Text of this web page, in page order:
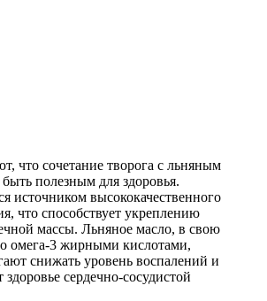
что сочетание творога с льняным
полезным для здоровья.
источником высококачественного
что способствует укреплению
массы. Льняное масло, в свою
омега-3 жирными кислотами,
снижать уровень воспалений и
сердечно-сосудистой